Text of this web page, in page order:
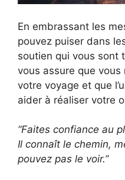
En embrassant les
pouvez puiser dans
soutien qui vous sont
vous assure que vous
votre voyage et que
aider à réaliser votre
“Faites confiance au
Il connaît le chemin,
pouvez pas le voir.”